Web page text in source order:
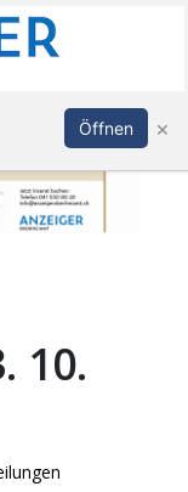
10.
Öffnen ×